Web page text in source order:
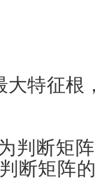
大特征根
判断矩
断矩阵